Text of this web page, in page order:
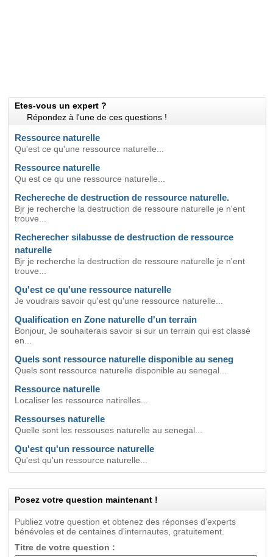
Etes-vous un expert ?
Répondez à l'une de ces questions !
Ressource naturelle
Qu'est ce qu'une ressource naturelle...
Ressource naturelle
Qu est ce qu une ressource naturelle...
Rechereche de destruction de ressource naturelle.
Bjr je recherche la destruction de ressoure naturelle je n'ent
trouve...
Recherecher silabusse de destruction de ressource
naturelle
Bjr je recherche la destruction de ressoure naturelle je n'ent
trouve...
Qu'est ce qu'une ressource naturelle
Je voudrais savoir qu'est qu'une ressource naturelle...
Qualification en Zone naturelle d'un terrain
Bonjour, Je souhaiterais savoir si sur un terrain qui est classé
en...
Quels sont ressource naturelle disponible au seneg
Quels sont ressource naturelle disponible au senegal...
Ressource naturelle
Localiser les ressource natirelles...
Ressourses naturelle
Quelle sont les ressouses naturelle au senegal...
Qu'est qu'un ressource naturelle
Qu'est qu'un ressource naturelle...
Posez votre question maintenant !
Publiez votre question et obtenez des réponses d'experts
bénévoles et de centaines d'internautes, gratuitement.
Titre de votre question :